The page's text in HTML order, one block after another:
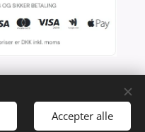
Accepter alle